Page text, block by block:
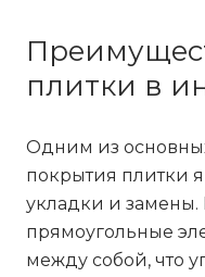
плитки в
Одним из
покрытия плитки
укладки и
прямоугольные
между собой, что